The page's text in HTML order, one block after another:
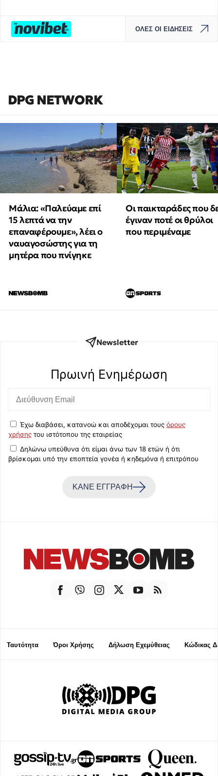
ΟΛΕΣ ΟΙ ΕΙΔΗΣΕΙΣ
DPG NETWORK
Μάλια: «Παλεύαμε επί
15 λεπτά να την
επαναφέρουμε», λέει ο
ναυαγοσώστης για τη
μητέρα που πνίγηκε
Οι παικταράδες που
έγιναν ποτέ οι θρύλοι
που περιμέναμε
Newsletter
Πρωινή Eνημέρωση
Έχω διαβάσει, κατανοώ και αποδέχομαι τους όρους
χρήσης του ιστότοπου της εταιρείας
Δηλώνω υπεύθυνα ότι είμαι άνω των 18 ετών ή ότι
βρίσκομαι υπό την εποπτεία γονέα ή κηδεμόνα ή επιτρόπου
ΚΑΝΕ ΕΓΓΡΑΦΗ
Ταυτότητα Όροι Χρήσης Δήλωση Εχεμύθειας Κώδικας